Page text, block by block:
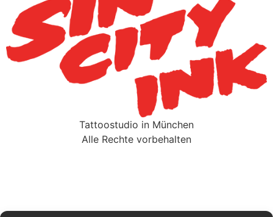
Tattoostudio in München
Alle Rechte vorbehalten